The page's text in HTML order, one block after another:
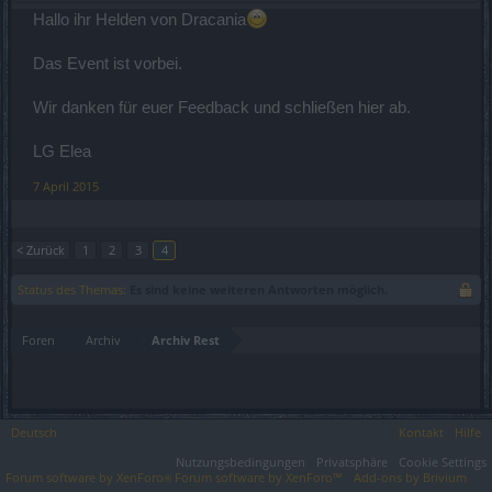
ist ja jetzt schon soweit, das monster die normal nix fallen lassen,
den premium spielern noch nen würfel geben. und mich voll
Hallo ihr Helden von Dracania
Das Event ist vorbei.
Wir danken für euer Feedback und schließen hier ab.
LG Elea
7 April 2015
< Zurück 1 2 3 4
Status des Themas:
Foren Archiv Archiv Rest
Deutsch Kontakt
Hilfe
Nutzungsbedingungen
Privatsphäre
Cookie Settings
Forum software by XenForo ® Forum software by XenForo™ Add-ons by Brivium